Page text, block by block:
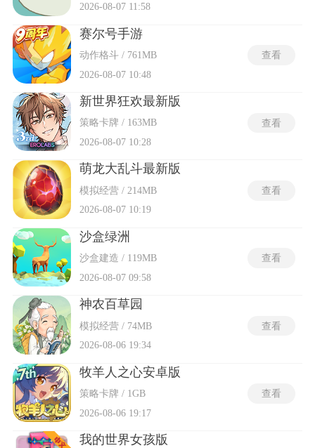
2026-08-07 11:58
赛尔号手游
动作格斗 / 761MB
2026-08-07 10:48
查看
新世界狂欢最新版
策略卡牌 / 163MB
2026-08-07 10:28
查看
萌龙大乱斗最新版
模拟经营 / 214MB
2026-08-07 10:19
查看
沙盒绿洲
沙盒建造 / 119MB
2026-08-07 09:58
查看
神农百草园
模拟经营 / 74MB
2026-08-06 19:34
查看
牧羊人之心安卓版
策略卡牌 / 1GB
2026-08-06 19:17
查看
我的世界女孩版